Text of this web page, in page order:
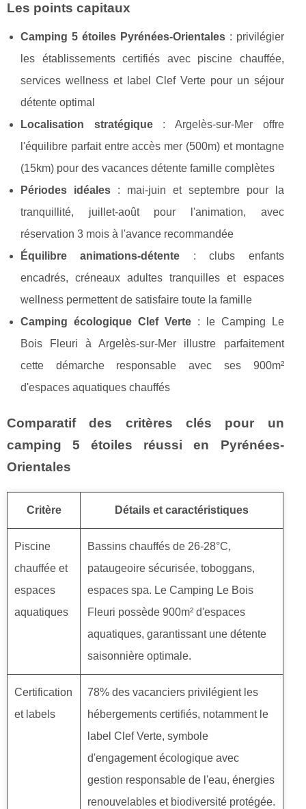
Les points capitaux
Camping 5 étoiles Pyrénées-Orientales: privilégier
les établissements certifiés avec piscine chauffée,
services wellness et label Clef Verte pour un séjour
détente optimal
Localisation stratégique: Argelès-sur-Mer offre
l'équilibre parfait entre accès mer (500m) et montagne
(15km) pour des vacances détente famille complètes
Périodes idéales: mai-juin et septembre pour la
tranquillité, juillet-août pour l'animation, avec
réservation 3 mois à l'avance recommandée
Équilibre animations-détente : clubs enfants
encadrés, créneaux adultes tranquilles et espaces
wellness permettent de satisfaire toute la famille
Camping écologique Clef Verte: le Camping Le
Bois Fleuri à Argelès-sur-Mer illustre parfaitement
cette démarche responsable avec ses 900m²
d'espaces aquatiques chauffés
Comparatif des critères clés pour un
camping 5 étoiles réussi en Pyrénées-
Orientales
Critère Détails et caractéristiques
Piscine
chauffée et
espaces
aquatiques
Bassins chauffés de 26-28°C,
pataugeoire sécurisée, toboggans,
espaces spa. Le Camping Le Bois
Fleuri possède 900m² d'espaces
aquatiques, garantissant une détente
saisonnière optimale.
Certification
et labels
78% des vacanciers privilégient les
hébergements certifiés, notamment le
label Clef Verte, symbole
d'engagement écologique avec
gestion responsable de l'eau, énergies
renouvelables et biodiversité protégée.